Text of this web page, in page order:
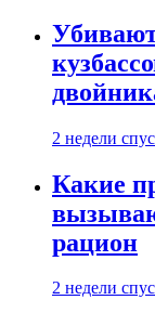
2 недели
Какие
рацион
2 недели